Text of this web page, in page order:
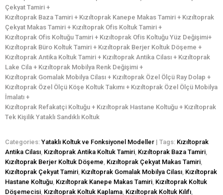
Çekyat Tamiri +
Kızıltoprak Baza Tamiri + Kızıltoprak Kanepe Makas Tamiri + Kızıltoprak
Çekyat Makas Tamiri + Kızıltoprak Ofis Koltuk Tamiri +
Kızıltoprak Ofis Koltuğu Tamiri + Kızıltoprak Ofis Koltuğu Yüz Değişimi+
Kızıltoprak Büro Koltuk Tamiri + Kızıltoprak Berjer Koltuk Döşeme +
Kızıltoprak Antika Koltuk Tamiri + Kızıltoprak Antika Cilası + Kızıltoprak
Lake Cila + Kızıltoprak Mobilya Renk Değişimi +
Kızıltoprak Gomalak Mobilya Cilası + Kızıltoprak Özel Ölçü Ray Dolap +
Kızıltoprak Özel Ölçü Köşe Koltuk Takımı + Kızıltoprak Özel Ölçü Mobilya
İmalatı +
Kızıltoprak Refakatçi Koltuğu + Kızıltoprak Hastane Koltuğu + Kızıltoprak
Tek Kişilik Yataklı Sandıklı Koltuk
Categories: Yataklı Koltuk ve Fonksiyonel Modeller | Tags: Kızıltoprak
Antika Cilası Kızıltoprak Antika Koltuk Tamiri Kızıltoprak Baza Tamiri
Kızıltoprak Berjer Koltuk Döşeme Kızıltoprak Çekyat Makas Tamiri
Kızıltoprak Çekyat Tamiri Kızıltoprak Gomalak Mobilya Cilası Kızıltoprak
Hastane Koltuğu Kızıltoprak Kanepe Makas Tamiri Kızıltoprak Koltuk
Döşemecisi Kızıltoprak Koltuk Kaplama Kızıltoprak Koltuk Kılıfı